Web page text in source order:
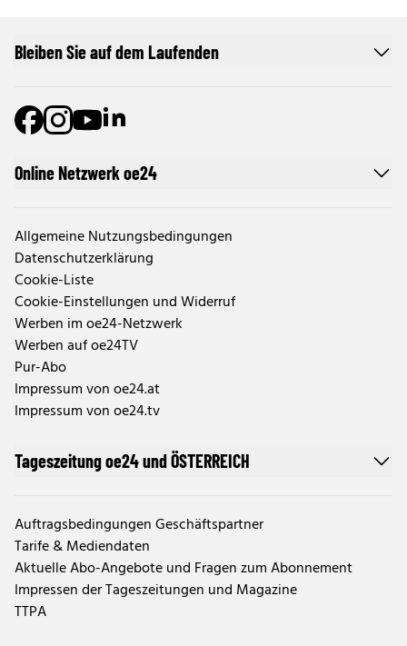
Online Netzwerk oe24
Allgemeine Nutzungsbedingungen
Datenschutzerklärung
Cookie-Liste
Cookie-Einstellungen und Widerruf
Werben im oe24-Netzwerk
Werben auf oe24TV
Pur-Abo
Impressum von oe24.at
Impressum von oe24.tv
Tageszeitung oe24 und ÖSTERREICH
Auftragsbedingungen Geschäftspartner
Tarife & Mediendaten
Aktuelle Abo-Angebote und Fragen zum Abonnement
Impressen der Tageszeitungen und Magazine
TTPA
Bleiben Sie auf dem Laufenden